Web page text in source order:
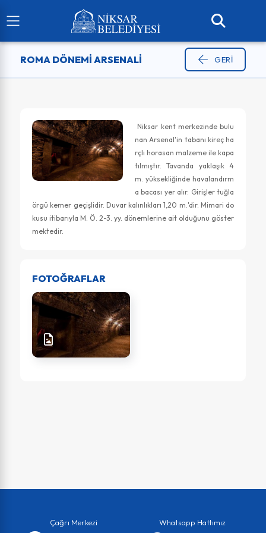
ROMA DÖNEMİ ARSENALİ GERI
Niksar kent merkezinde bulu
nan Arsenal'in tabanı kireç ha
rçlı horasan malzeme ile kapa
tılmıştır. Tavanda yaklaşık 4
m. yüksekliğinde havalandırm
a bacası yer alır. Girişler tuğla
örgü kemer geçişlidir. Duvar kalınlıkları 1,20 m.'dir. Mimari do
kusu itibarıyla M. Ö. 2-3. yy. dönemlerine ait olduğunu göster
mektedir.
FOTOĞRAFLAR
Çağrı Merkezi Whatsapp Hattımız